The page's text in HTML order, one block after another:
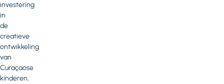
investering
in
de
creatieve
ontwikkeling
van
Curaçaose
kinderen,